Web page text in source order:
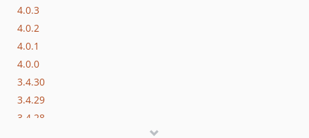
4.0.3
4.0.2
4.0.1
4.0.0
3.4.30
3.4.29
3.4.28